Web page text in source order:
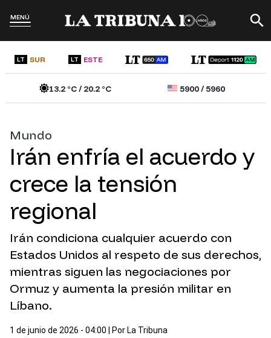
MENÚ
LT SUR LT ESTE
13.2°C /20.2°C 5900/5960
Mundo
Irán enfría el acuerdo y
crece la tensión
regional
Irán condiciona cualquier acuerdo con
Estados Unidos al respeto de sus derechos,
mientras siguen las negociaciones por
Ormuz y aumenta la presión militar en
Líbano.
1 de junio de 2026 - 04:00 | Por La Tribuna